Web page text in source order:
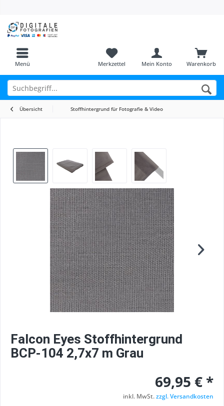
Menü Warenkorb
Merkzettel Mein Konto
Übersicht Stoffhintergrund für Fotografie & Video
Falcon Eyes Stoffhintergrund
BCP-104 2,7x7 m Grau
69,95 € *
inkl. MwSt.zzgl. Versandkosten